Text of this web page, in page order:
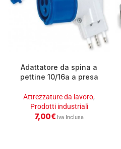
Adattatore da spina a
pettine 10/16a a presa
Attrezzature da lavoro,
Prodotti industriali
7,00€ Iva Inclusa